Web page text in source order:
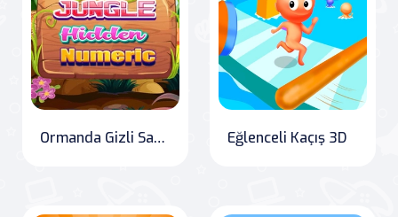
Ormanda Gizli Sayılar Eğlenceli Kaçış 3D